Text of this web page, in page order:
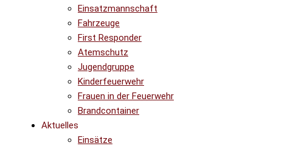
Einsatzmannschaft
Fahrzeuge
First Responder
Atemschutz
Jugendgruppe
Kinderfeuerwehr
Frauen in der Feuerwehr
Brandcontainer
Aktuelles
Einsätze